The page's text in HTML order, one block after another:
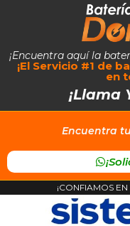
¡Encuentra aquí la
¡El Servicio #1 de
en
¡Llama
Encuentra
¡CONFIAMOS